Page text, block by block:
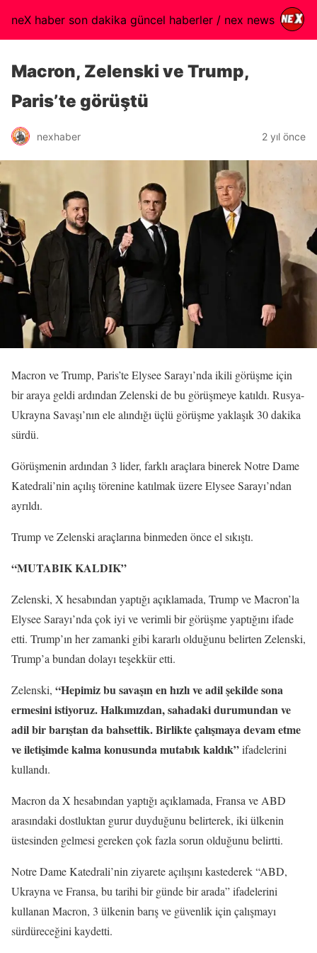
neX haber son dakika güncel haberler / nex news
Macron, Zelenski ve Trump,
Paris’te görüştü
nexhaber 2 yıl önce
Macron ve Trump, Paris’te Elysee Sarayı’nda ikili görüşme için
bir araya geldi ardından Zelenski de bu görüşmeye katıldı. Rusya-
Ukrayna Savaşı’nın ele alındığı üçlü görüşme yaklaşık 30 dakika
sürdü.
Görüşmenin ardından 3 lider, farklı araçlara binerek Notre Dame
Katedrali’nin açılış törenine katılmak üzere Elysee Sarayı’ndan
ayrıldı.
Trump ve Zelenski araçlarına binmeden önce el sıkıştı.
“MUTABIK KALDIK”
Zelenski, X hesabından yaptığı açıklamada, Trump ve Macron’la
Elysee Sarayı’nda çok iyi ve verimli bir görüşme yaptığını ifade
etti. Trump’ın her zamanki gibi kararlı olduğunu belirten Zelenski,
Trump’a bundan dolayı teşekkür etti.
Zelenski, “Hepimiz bu savaşın en hızlı ve adil şekilde sona
ermesini istiyoruz. Halkımızdan, sahadaki durumundan ve
adil bir barıştan da bahsettik. Birlikte çalışmaya devam etme
ve iletişimde kalma konusunda mutabık kaldık”ifadelerini
kullandı.
Macron da X hesabından yaptığı açıklamada, Fransa ve ABD
arasındaki dostluktan gurur duyduğunu belirterek, iki ülkenin
üstesinden gelmesi gereken çok fazla sorun olduğunu belirtti.
Notre Dame Katedrali’nin ziyarete açılışını kastederek “ABD,
Ukrayna ve Fransa, bu tarihi bir günde bir arada” ifadelerini
kullanan Macron, 3 ülkenin barış ve güvenlik için çalışmayı
sürdüreceğini kaydetti.